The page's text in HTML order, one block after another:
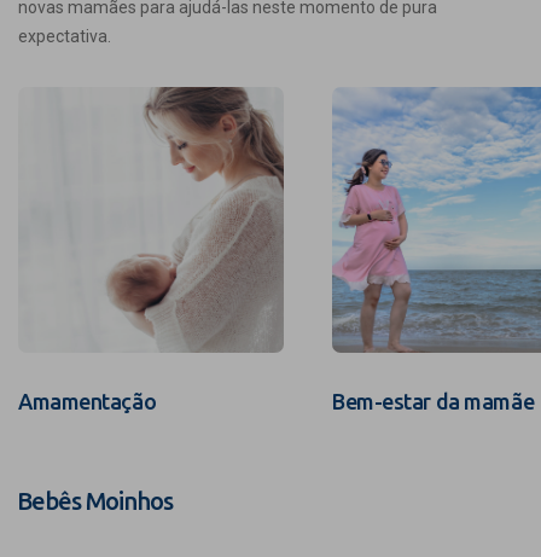
novas mamães para ajudá-las neste momento de pura
expectativa.
Amamentação Bem-estar da mamãe
Bebês Moinhos